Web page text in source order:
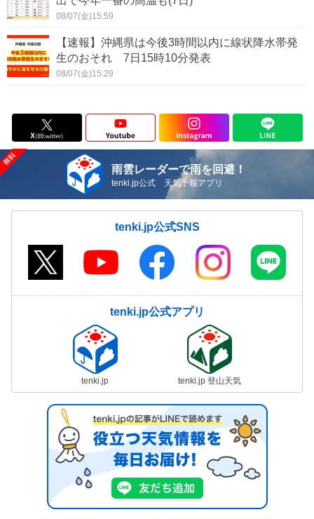
08/07(金)15:59
【速報】沖縄県は今後3時間以内に線状降水帯発
生のおそれ 7日15時10分発表
08/07(金)15:29
雨雲レーダーで雨を回避！
tenki.jp公式 天気予報アプリ
tenki.jp公式SNS
tenki.jp公式アプリ
tenki.jp tenki.jp 登山天気